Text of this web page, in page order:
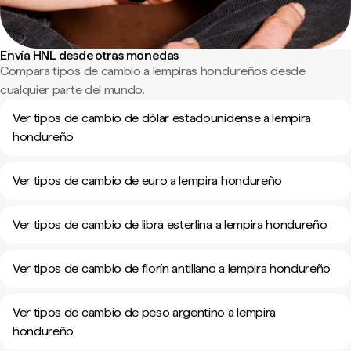
Envía HNL desde otras monedas
Compara tipos de cambio a lempiras hondureños desde
cualquier parte del mundo.
Ver tipos de cambio de dólar estadounidense a lempira
hondureño
Ver tipos de cambio de euro a lempira hondureño
Ver tipos de cambio de libra esterlina a lempira hondureño
Ver tipos de cambio de florín antillano a lempira hondureño
Ver tipos de cambio de peso argentino a lempira
hondureño